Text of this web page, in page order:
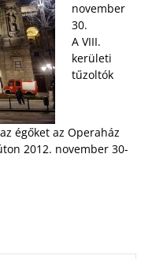
november
30.
A VIII.
kerületi
tűzoltók
égőket az Operaház
2012. november 30-